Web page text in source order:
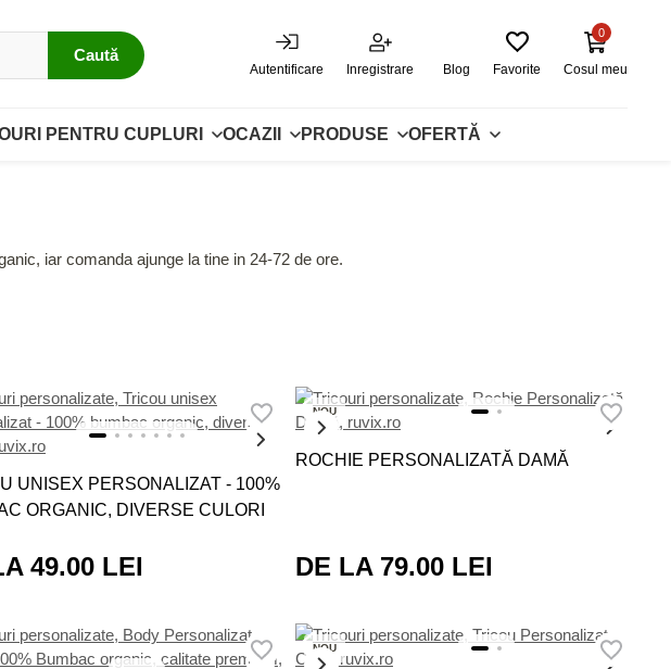
Caută
Autentificare Inregistrare Blog Favorite Cosul meu
0
PENTRU CUPLURI OCAZII PRODUSE OFERTĂ
iar comanda ajunge la tine in 24-72 de ore.
UNISEX PERSONALIZAT - 100%
ORGANIC, DIVERSE CULORI
49.00 LEI
NOU
ROCHIE PERSONALIZATĂ DAMĂ
DE LA 79.00 LEI
NOU